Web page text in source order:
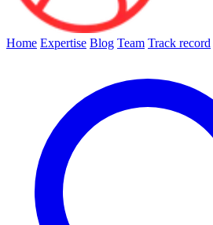
Home Expertise Blog Team Track record